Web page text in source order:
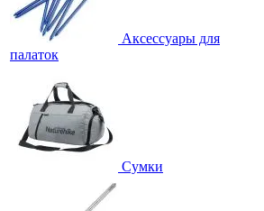
Аксессуары для
палаток
Сумки